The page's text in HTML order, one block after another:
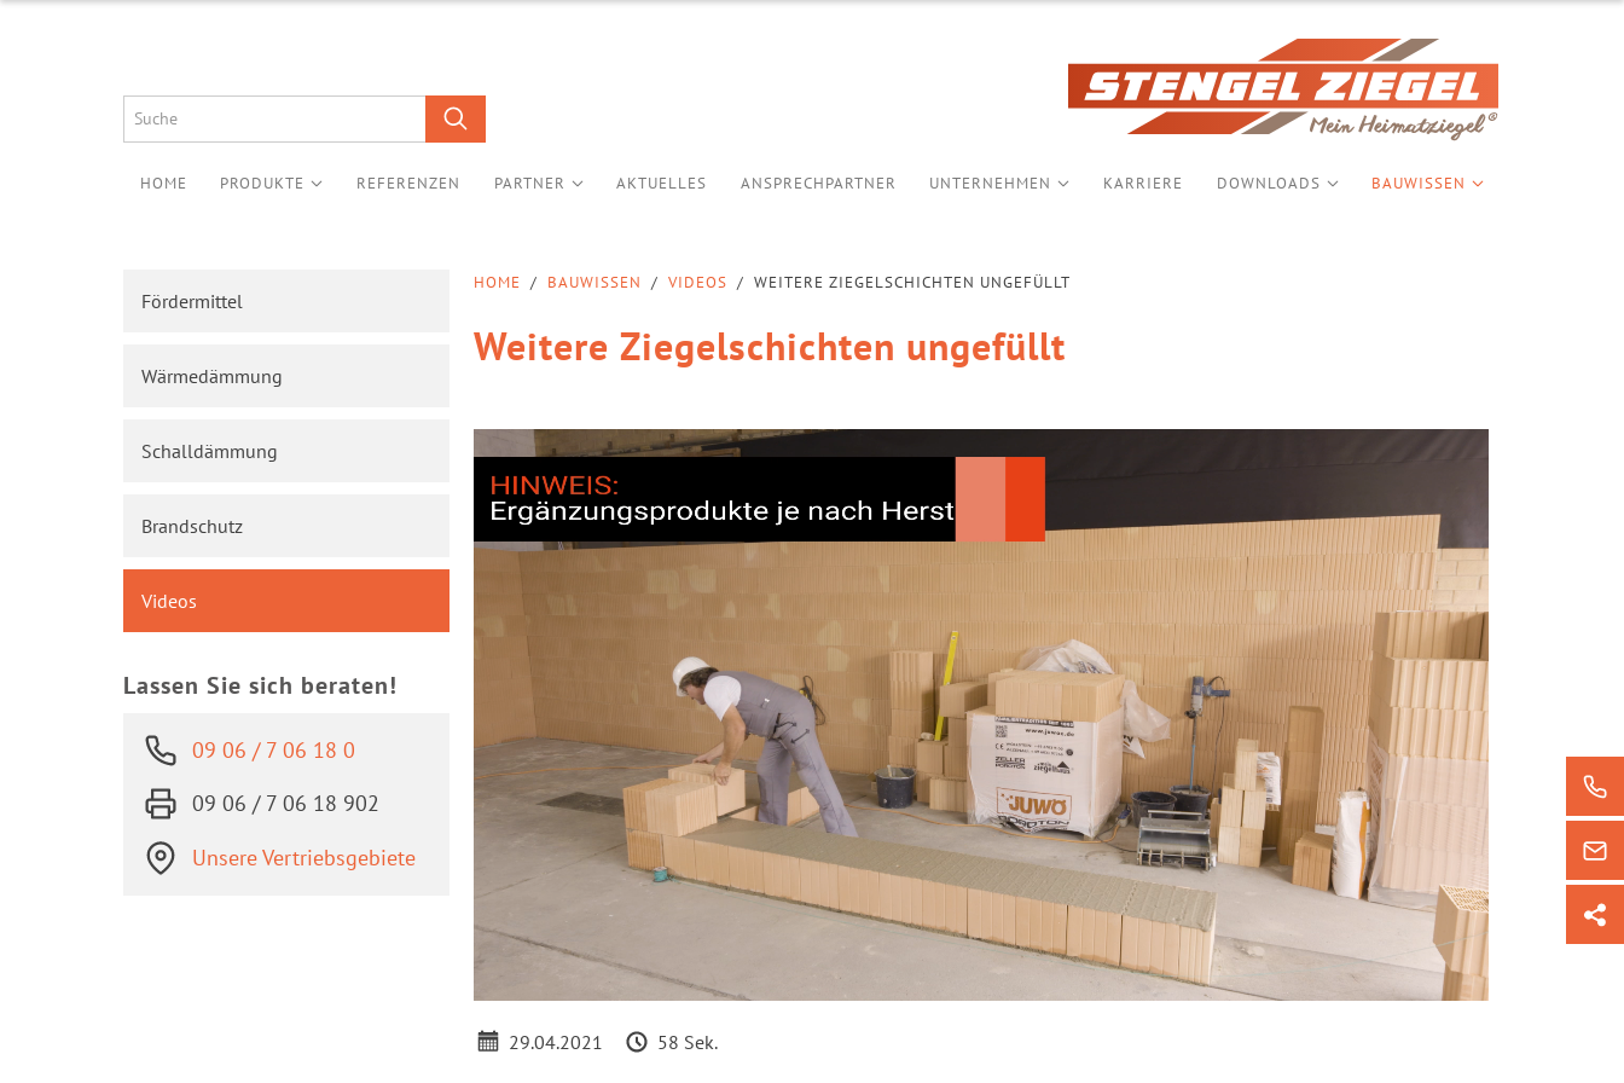
HOME PRODUKTE REFERENZEN PARTNER AKTUELLES ANSPRECHPARTNER UNTERNEHMEN KARRIERE DOWNLOADS BAUWISSEN
HOME / BAUWISSEN / VIDEOS / WEITERE ZIEGELSCHICHTEN UNGEFÜLLT
Weitere Ziegelschichten ungefüllt
29.04.2021 58 Sek.
Fördermittel
Wärmedämmung
Schalldämmung
Brandschutz
Videos
Lassen Sie sich beraten!
09 06 / 7 06 18 0
09 06 / 7 06 18 902
Unsere Vertriebsgebiete